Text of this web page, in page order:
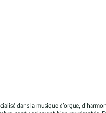
dans la musique d’orgue,